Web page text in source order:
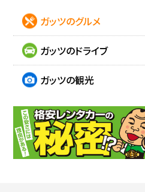
ガッツのグルメ
ガッツのドライブ
ガッツの観光